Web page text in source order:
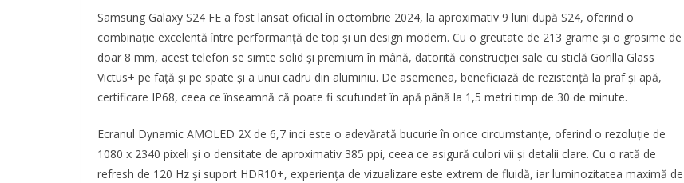
Samsung Galaxy S24 FE a fost lansat oficial în octombrie 2024, la aproximativ 9 luni după S24, oferind o
combinație excelentă între performanță de top și un design modern. Cu o greutate de 213 grame și o grosime de
doar 8 mm, acest telefon se simte solid și premium în mână, datorită construcției sale cu sticlă Gorilla Glass
Victus+ pe față și pe spate și a unui cadru din aluminiu. De asemenea, beneficiază de rezistență la praf și apă,
certificare IP68, ceea ce înseamnă că poate fi scufundat în apă până la 1,5 metri timp de 30 de minute.
Ecranul Dynamic AMOLED 2X de 6,7 inci este o adevărată bucurie în orice circumstanțe, oferind o rezoluție de
1080 x 2340 pixeli și o densitate de aproximativ 385 ppi, ceea ce asigură culori vii și detalii clare. Cu o rată de
refresh de 120 Hz și suport HDR10+, experiența de vizualizare este extrem de fluidă, iar luminozitatea maximă de